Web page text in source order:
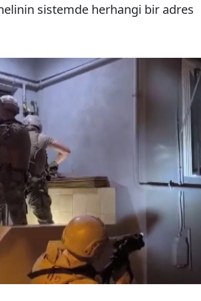
sistemde herhangi bir adres